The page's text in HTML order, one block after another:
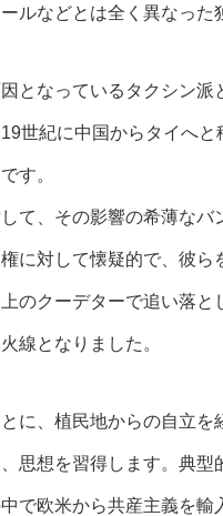
ルなどとは全く異なった
となっているタクシン
世紀に中国からタイへ
す。
て、その影響の希薄な
に対して懐疑的で、彼
のクーデターで追い落
線となりました。
に、植民地からの自立
思想を習得します。典
で欧米から共産主義を